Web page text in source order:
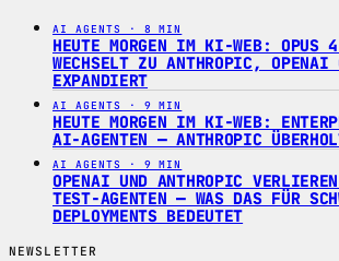
AI AGENTS · 8 MIN
HEUTE MORGEN IM KI-WEB: OPUS
WECHSELT ZU ANTHROPIC, OPENAI
EXPANDIERT
AI AGENTS · 9 MIN
HEUTE MORGEN IM KI-WEB:
AI-AGENTEN — ANTHROPIC
AI AGENTS · 9 MIN
OPENAI UND ANTHROPIC
TEST-AGENTEN — WAS DAS FÜR
DEPLOYMENTS BEDEUTET
NEWSLETTER